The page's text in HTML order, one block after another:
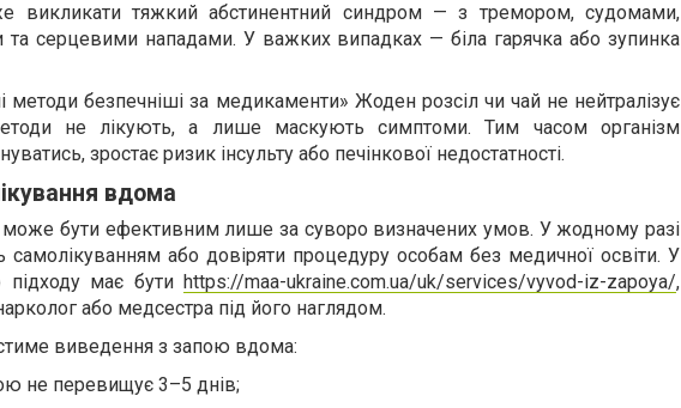
викликати тяжкий абстинентний синдром — з тремором, судомами,
та серцевими нападами. У важких випадках — біла гарячка або зупинка
методи безпечніші за медикаменти» Жоден розсіл чи чай не нейтралізує
не лікують, а лише маскують симптоми. Тим часом організм
зростає ризик інсульту або печінкової недостатності.
вдома
бути ефективним лише за суворо визначених умов. У жодному разі
або довіряти процедуру особам без медичної освіти. У
підходу має бути https://maa-ukraine.com.ua/uk/services/vyvod-iz-zapoya/,
або медсестра під його наглядом.
виведення з запою вдома:
не перевищує 3–5 днів;